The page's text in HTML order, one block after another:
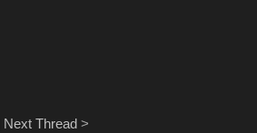
Next Thread>